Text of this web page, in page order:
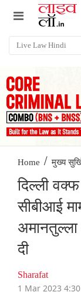
Home / मुख्य
दिल्ली
सीबीआई
दी
Sharafat
1 Mar 2023